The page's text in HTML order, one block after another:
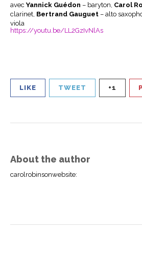
avecYannick Guédon – baryton, Carol
clarinet, Bertrand Gauguet – alto
viola
https://youtu.be/LL2GzIvNlAs
LIKE TWEET +1
About the author
carolrobinsonwebsite: